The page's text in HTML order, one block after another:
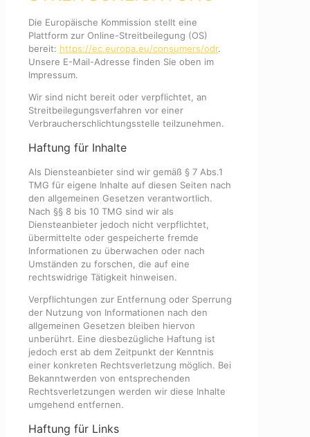
Die Europäische Kommission stellt eine
Plattform zur Online-Streitbeilegung (OS)
bereit: https://ec.europa.eu/consumers/odr.
Unsere E-Mail-Adresse finden Sie oben im
Impressum.
Wir sind nicht bereit oder verpflichtet, an
Streitbeilegungsverfahren vor einer
Verbraucherschlichtungsstelle teilzunehmen.
Haftung für Inhalte
Als Diensteanbieter sind wir gemäß § 7 Abs.1
TMG für eigene Inhalte auf diesen Seiten nach
den allgemeinen Gesetzen verantwortlich.
Nach §§ 8 bis 10 TMG sind wir als
Diensteanbieter jedoch nicht verpflichtet,
übermittelte oder gespeicherte fremde
Informationen zu überwachen oder nach
Umständen zu forschen, die auf eine
rechtswidrige Tätigkeit hinweisen.
Verpflichtungen zur Entfernung oder Sperrung
der Nutzung von Informationen nach den
allgemeinen Gesetzen bleiben hiervon
unberührt. Eine diesbezügliche Haftung ist
jedoch erst ab dem Zeitpunkt der Kenntnis
einer konkreten Rechtsverletzung möglich. Bei
Bekanntwerden von entsprechenden
Rechtsverletzungen werden wir diese Inhalte
umgehend entfernen.
Haftung für Links